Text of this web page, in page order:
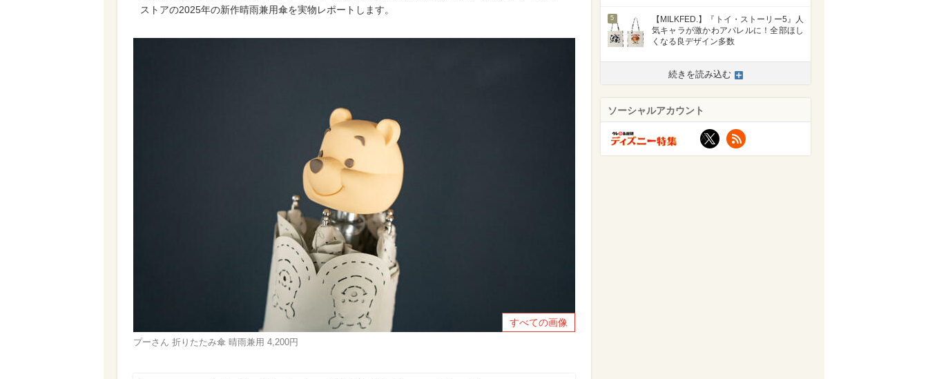
ストアの2025年の新作晴雨兼用傘を実物レポートします。
すべての画像
プーさん 折りたたみ傘 晴雨兼用 4,200円
5
【MILKFED.】『トイ・ストーリー5』人
気キャラが激かわアパレルに！全部ほし
くなる良デザイン多数
続きを読み込む
ソーシャルアカウント
X